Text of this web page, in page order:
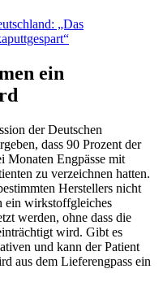
„Das
ein
der Deutschen
dass 90 Prozent der
Monaten Engpässe mit
zu verzeichnen hatten.
Herstellers nicht
ein wirkstoffgleiches
werden, ohne dass die
wird. Gibt es
und kann der Patient
aus dem Lieferengpass ein